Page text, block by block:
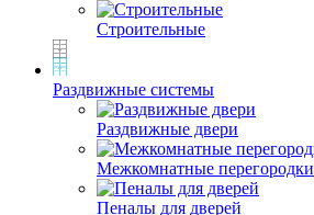
Строительные
Раздвижные системы
Раздвижные двери
Межкомнатные перегородки
Пеналы для дверей